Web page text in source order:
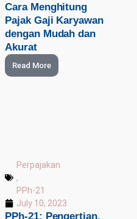
Cara Menghitung
Pajak Gaji Karyawan
dengan Mudah dan
Akurat
Read More
Perpajakan
,
PPh-21
July 10, 2023
PPh-21: Pengertian,